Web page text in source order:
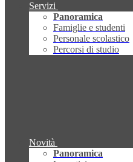
Servizi
Panoramica
Famiglie e studenti
Personale scolastico
Percorsi di studio
Novità
Panoramica